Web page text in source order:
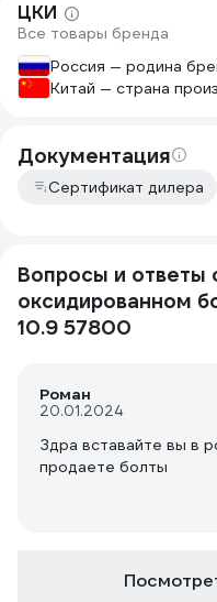
ЦКИ
Все товары бренда
Россия — родина
Китай — страна
Документация
Сертификат дилера
Вопросы и ответы
оксидированном
10.9 57800
Роман
20.01.2024
Здра вставайте вы в
продаете болты